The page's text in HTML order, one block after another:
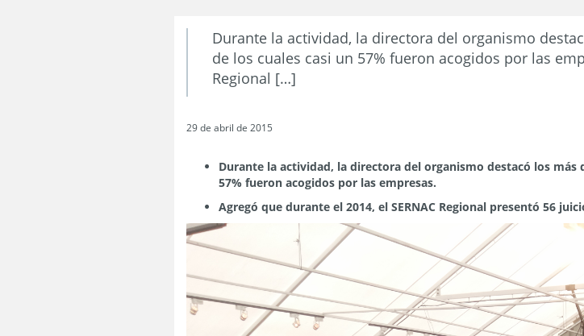
Durante la actividad, la directora del organismo
de los cuales casi un 57% fueron acogidos por las
Regional […]
29 de abril de 2015
Durante la actividad, la directora del organismo destacó los más
57% fueron acogidos por las empresas.
Agregó que durante el 2014, el SERNAC Regional presentó 56